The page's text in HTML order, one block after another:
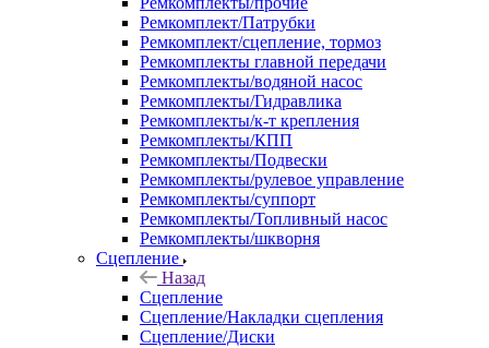
Ремкомплект/Патрубки
Ремкомплект/сцепление, тормоз
Ремкомплекты главной передачи
Ремкомплекты/водяной насос
Ремкомплекты/Гидравлика
Ремкомплекты/к-т крепления
Ремкомплекты/КПП
Ремкомплекты/Подвески
Ремкомплекты/рулевое управление
Ремкомплекты/суппорт
Ремкомплекты/Топливный насос
Ремкомплекты/шкворня
Сцепление
Назад
Сцепление
Сцепление/Накладки сцепления
Сцепление/Диски